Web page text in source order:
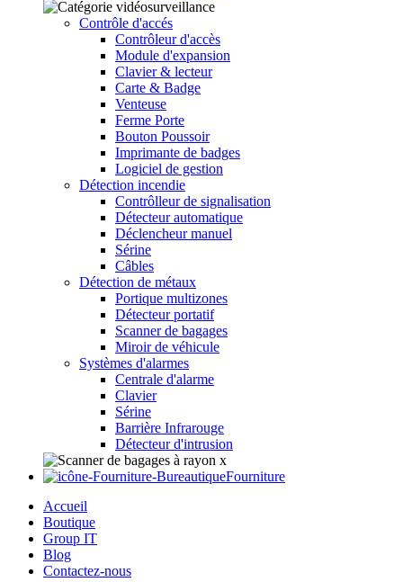
Contrôle d'accés
Contrôleur d'accès
Module d'expansion
Clavier & lecteur
Carte & Badge
Venteuse
Ferme Porte
Bouton Poussoir
Imprimante de badges
Logiciel de gestion
Détection incendie
Contrôlleur de signalisation
Détecteur automatique
Déclencheur manuel
Sérine
Câbles
Détection de métaux
Portique multizones
Détecteur portatif
Scanner de bagages
Miroir de véhicule
Systèmes d'alarmes
Centrale d'alarme
Clavier
Sérine
Barrière Infrarouge
Détecteur d'intrusion
Fourniture
Accueil
Boutique
Group IT
Blog
Contactez-nous